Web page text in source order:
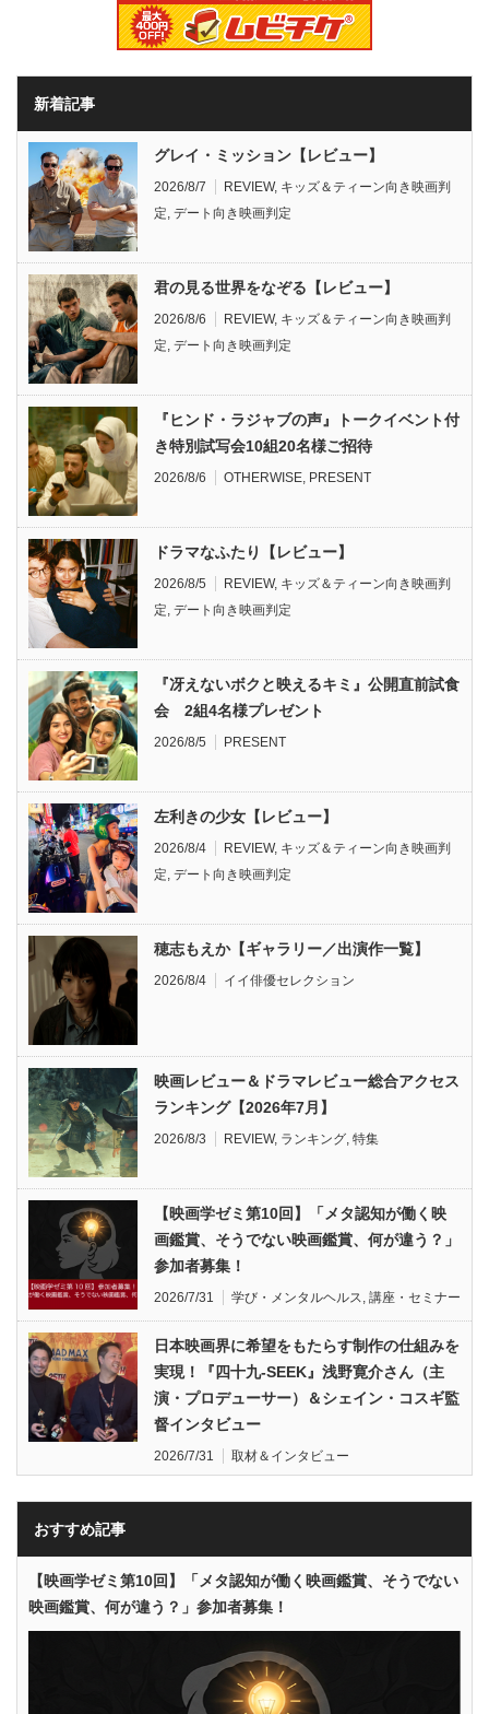
新着記事
グレイ・ミッション【レビュー】
2026/8/7 REVIEW, キッズ＆ティーン向き映画判
定, デート向き映画判定
君の見る世界をなぞる【レビュー】
2026/8/6 REVIEW, キッズ＆ティーン向き映画判
定, デート向き映画判定
『ヒンド・ラジャブの声』トークイベント付
き特別試写会10組20名様ご招待
2026/8/6 OTHERWISE, PRESENT
ドラマなふたり【レビュー】
2026/8/5 REVIEW, キッズ＆ティーン向き映画判
定, デート向き映画判定
『冴えないボクと映えるキミ』公開直前試食
会 2組4名様プレゼント
2026/8/5 PRESENT
左利きの少女【レビュー】
2026/8/4 REVIEW, キッズ＆ティーン向き映画判
定, デート向き映画判定
穂志もえか【ギャラリー／出演作一覧】
2026/8/4 イイ俳優セレクション
映画レビュー＆ドラマレビュー総合アクセス
ランキング【2026年7月】
2026/8/3 REVIEW, ランキング, 特集
【映画学ゼミ第10回】「メタ認知が働く映
画鑑賞、そうでない映画鑑賞、何が違う？」
参加者募集！
2026/7/31 学び・メンタルヘルス, 講座・セミナー
日本映画界に希望をもたらす制作の仕組みを
実現！『四十九-SEEK』浅野寛介さん（主
演・プロデューサー）＆シェイン・コスギ監
督インタビュー
2026/7/31 取材＆インタビュー
おすすめ記事
【映画学ゼミ第10回】「メタ認知が働く映画鑑賞、そうでない
映画鑑賞、何が違う？」参加者募集！